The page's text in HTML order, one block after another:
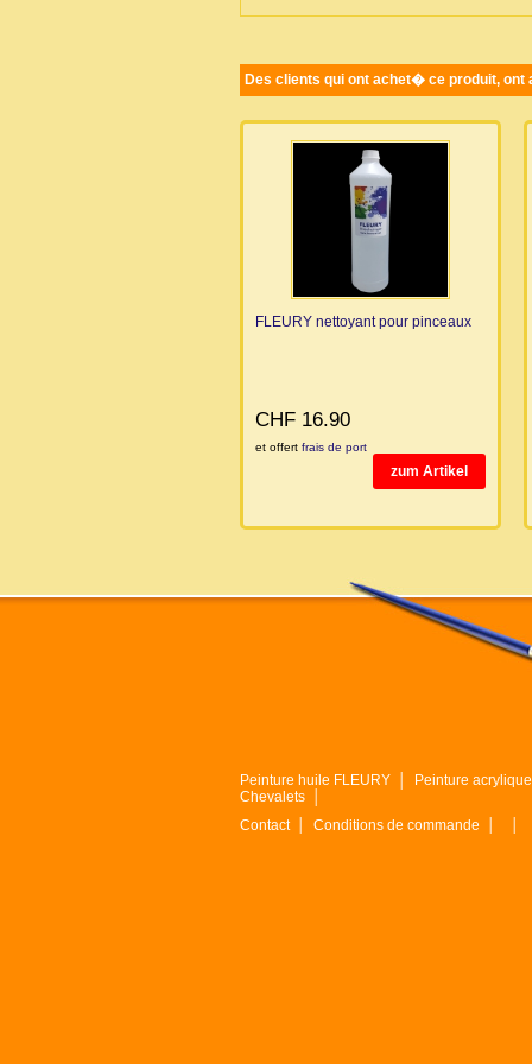
Des clients qui ont achet� ce produit,
FLEURY nettoyant pour pinceaux
CHF 16.90
et offert frais de port
zum Artikel
Peinture huile FLEURY
Peinture
Chevalets
Contact│ Conditions de commande